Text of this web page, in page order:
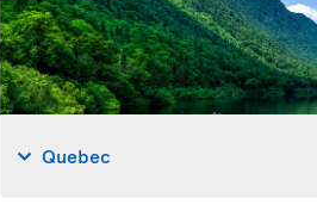
Quebec